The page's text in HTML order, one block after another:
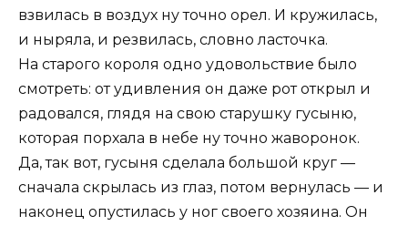
взвилась в воздух ну точно орел. И кружилась,
и ныряла, и резвилась, словно ласточка.
На старого короля одно удовольствие было
смотреть: от удивления он даже рот открыл и
радовался, глядя на свою старушку гусыню,
которая порхала в небе ну точно жаворонок.
Да, так вот, гусыня сделала большой круг —
сначала скрылась из глаз, потом вернулась — и
наконец опустилась у ног своего хозяина. Он